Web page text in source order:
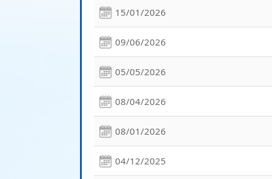
15/01/2026
09/06/2026
05/05/2026
08/04/2026
08/01/2026
04/12/2025